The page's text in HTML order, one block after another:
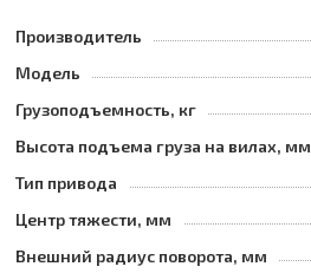
Производитель
Модель
Грузоподъемность, кг
Высота подъема груза на вилах, мм
Тип привода
Центр тяжести, мм
Внешний радиус поворота, мм